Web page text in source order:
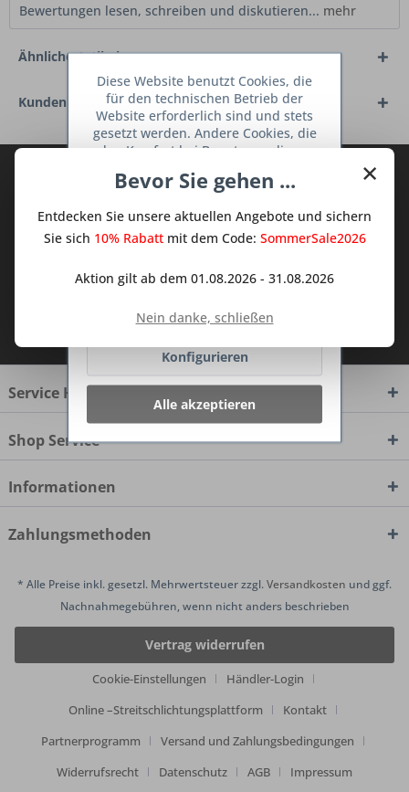
Bewertungen lesen, schreiben und diskutieren... mehr
Ähnliche Artikel
Kunden haben sich ebenfalls angesehen
Abonnieren Sie den kostenlosen Deine
TraumKüche Newsletter und verpassen
Sie keine Neuigkeit oder Aktion mehr aus
dem Traum Küchen - Shop.
Ich habe dieDatenschutzbestimmungen
Service Hotline
Shop Service
Informationen
Zahlungsmethoden
* Alle Preise inkl. gesetzl. Mehrwertsteuer zzgl.Versandkosten und ggf.
Nachnahmegebühren, wenn nicht anders beschrieben
Vertrag widerrufen
Cookie-Einstellungen
Händler-Login
Online –Streitschlichtungsplattform
Kontakt
Partnerprogramm
Versand und Zahlungsbedingungen
Widerrufsrecht
Datenschutz AGB Impressum
×
Bevor Sie gehen ...
Entdecken Sie unsere aktuellen Angebote und sichern
Sie sich 10% Rabattmit dem Code: SommerSale2026
Aktion gilt ab dem 01.08.2026 - 31.08.2026
Nein danke, schließen
Diese Website benutzt Cookies, die
für den technischen Betrieb der
Website erforderlich sind und stets
gesetzt werden. Andere Cookies, die
den Komfort bei Benutzung dieser
dienen oder die Interaktion mit
Netzwerken vereinfachen sollen,
werden nur mit Ihrer Zustimmung
Ablehnen
Konfigurieren
Alle akzeptieren